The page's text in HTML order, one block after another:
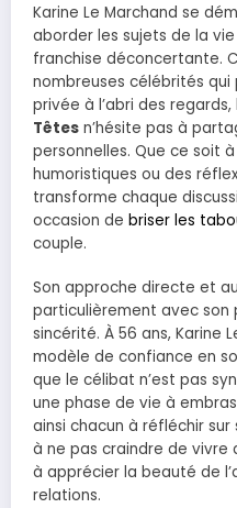
Karine Le Marchand se
aborder les sujets de la
franchise déconcertante.
nombreuses célébrités
privée à l’abri des regards,
Têtes n’hésite pas à
personnelles. Que ce soit
humoristiques ou des
transforme chaque
occasion de briser les
couple.
Son approche directe et
particulièrement avec son
sincérité. À 56 ans, Karine
modèle de confiance en
que le célibat n’est pas
une phase de vie à
ainsi chacun à réfléchir
à ne pas craindre de vivre
à apprécier la beauté de
relations.